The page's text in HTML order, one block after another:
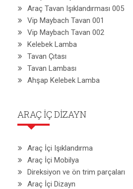
Araç Tavan Işıklandırması 005
Vip Maybach Tavan 001
Vip Maybach Tavan 002
Kelebek Lamba
Tavan Çıtası
Tavan Lambası
Ahşap Kelebek Lamba
ARAÇ İÇ DİZAYN
Araç İçi Işıklandırma
Araç İçi Mobilya
Direksiyon ve ön trim parçaları
Araç İçi Dizayn